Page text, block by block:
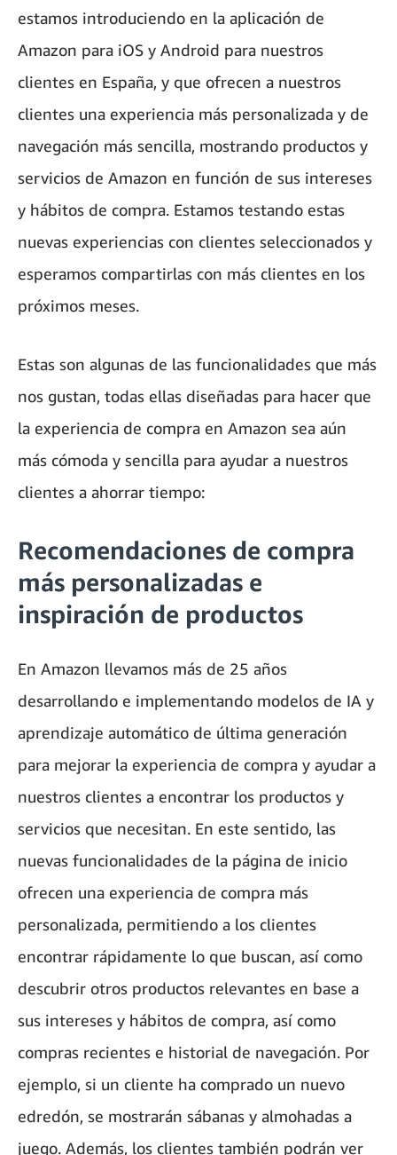
estamos introduciendo en la aplicación de
Amazon para iOS y Android para nuestros
clientes en España, y que ofrecen a nuestros
clientes una experiencia más personalizada y de
navegación más sencilla, mostrando productos y
servicios de Amazon en función de sus intereses
y hábitos de compra. Estamos testando estas
nuevas experiencias con clientes seleccionados y
esperamos compartirlas con más clientes en los
próximos meses.
Estas son algunas de las funcionalidades que más
nos gustan, todas ellas diseñadas para hacer que
la experiencia de compra en Amazon sea aún
más cómoda y sencilla para ayudar a nuestros
clientes a ahorrar tiempo:
Recomendaciones de compra
más personalizadas e
inspiración de productos
En Amazon llevamos más de 25 años
desarrollando e implementando modelos de IA y
aprendizaje automático de última generación
para mejorar la experiencia de compra y ayudar a
nuestros clientes a encontrar los productos y
servicios que necesitan. En este sentido, las
nuevas funcionalidades de la página de inicio
ofrecen una experiencia de compra más
personalizada, permitiendo a los clientes
encontrar rápidamente lo que buscan, así como
descubrir otros productos relevantes en base a
sus intereses y hábitos de compra, así como
compras recientes e historial de navegación. Por
ejemplo, si un cliente ha comprado un nuevo
edredón, se mostrarán sábanas y almohadas a
juego. Además, los clientes también podrán ver